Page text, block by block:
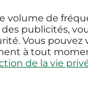
volume de
publicités,
Vous pouvez
à tout
de la vie